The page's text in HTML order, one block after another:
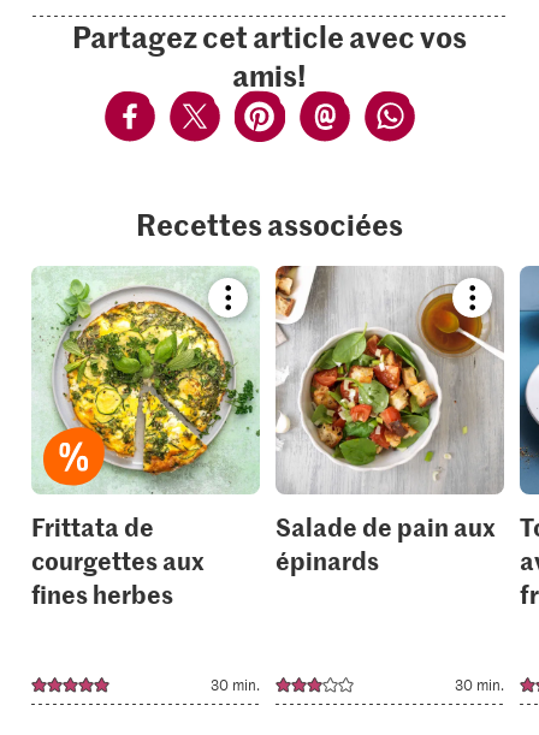
Partagez cet article avec vos
amis!
Recettes associées
Bookmark
recipe
or
add
it
to
your
collections.
Frittata de
courgettes aux
fines herbes
30 min.
recipe
or
add
Salade de pain aux
épinards
30 min.